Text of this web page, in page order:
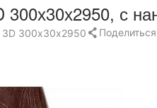
с
300х30х2950 Поделиться